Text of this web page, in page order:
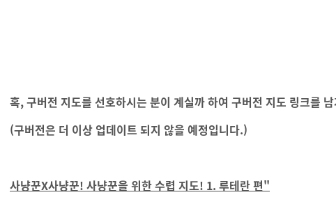
혹, 구버전 지도를 선호하시는 분이 계실까 하여 구버전 지도 링크를
(구버전은 더 이상 업데이트 되지 않을 예정입니다.)
사냥꾼X사냥꾼! 사냥꾼을 위한 수렵 지도! 1. 루테란 편"